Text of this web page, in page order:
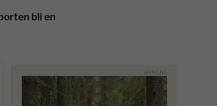
bli en